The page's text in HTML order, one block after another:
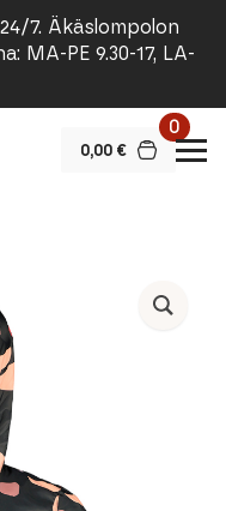
7. Äkäslompolon
MA-PE 9.30-17, LA-
0,00 €
0